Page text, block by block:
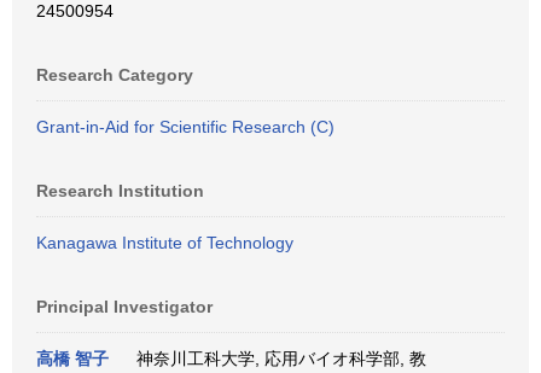
24500954
Research Category
Grant-in-Aid for Scientific Research (C)
Research Institution
Kanagawa Institute of Technology
Principal Investigator
高橋 智子
神奈川工科大学, 応用バイオ科学部, 教